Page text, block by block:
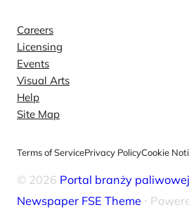
Careers
Licensing
Events
Visual Arts
Help
Site Map
Terms of ServicePrivacy PolicyCookie
© 2026 Portal branży paliwowej
Newspaper FSE Theme ⋅